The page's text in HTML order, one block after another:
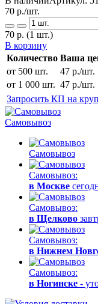
70 р./шт.
70 р. (1 шт.)
В корзину
Количество Ваша
от 500 шт.
47 р./шт.
от 1 000 шт. 47 р./шт.
Запросить КП на
Самовывоз
Самовывоз
Самовывоз:
в Москве
Самовывоз:
в Щелково
Самовывоз:
в Нижнем
Самовывоз:
в Ногинске -